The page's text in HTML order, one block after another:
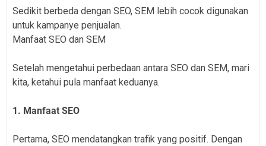
Sedikit berbeda dengan SEO, SEM lebih cocok digunakan
untuk kampanye penjualan.
Manfaat SEO dan SEM
Setelah mengetahui perbedaan antara SEO dan SEM, mari
kita, ketahui pula manfaat keduanya.
1. Manfaat SEO
Pertama, SEO mendatangkan trafik yang positif. Dengan